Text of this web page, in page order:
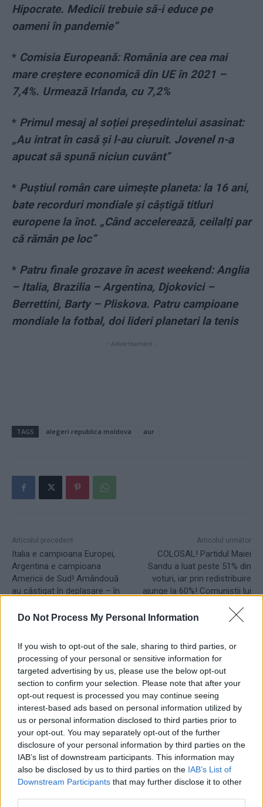
Do Not Process My Personal Information
If you wish to opt-out of the sale, sharing to third parties, or
processing of your personal or sensitive information for
targeted advertising by us, please use the below opt-out
section to confirm your selection. Please note that after your
opt-out request is processed you may continue seeing
interest-based ads based on personal information utilized by
us or personal information disclosed to third parties prior to
your opt-out. You may separately opt-out of the further
disclosure of your personal information by third parties on the
IAB’s list of downstream participants. This information may
also be disclosed by us to third parties on the IAB’s List of
Downstream Participants that may further disclose it to other
Hipocrate. Medicii trebuie să-i educe pe
oameni în pandemie”
* Comisia Europeană: România are cea mai
mare creștere economică din UE în 2021 –
7,4%. Urmează Irlanda, cu 7,2%
* Primul mesaj al soției președintelui asasinat:
„Au intrat în casă și l-au ciuruit. Jovenel n-a
apucat să spună niciun cuvânt”
* Puștiul român care uimește planeta: la 16 ani,
bate recorduri mondiale și câștigă titluri
europene la înot. „Când accelerează, ceilalți par
că rămân pe loc”
* Patru finale grozave în acest weekend: Anglia
– Italia, Brazilia – Argentina, Djokovici –
Berrettini, Barty – Pliskova. Patru campioane
mondiale la fotbal, doi lideri planetari la tenis
- Advertisement -
TAGS alegeri republica moldova aur
Articolul precedent
Italia e campioana Europei,
Argentina e campioana
Americii de Sud! Amândouă
au câștigat în deplasare – în
Articolul următor
COLOSAL! Partidul Maiei
Sandu a luat peste 51% din
voturi, iar prin redistribuire
ajunge la 60%! Comuniștii lui
sub 29%
Robert Mateescu
RELATED ARTICLES
Sabotaj grav al PNRR, de către